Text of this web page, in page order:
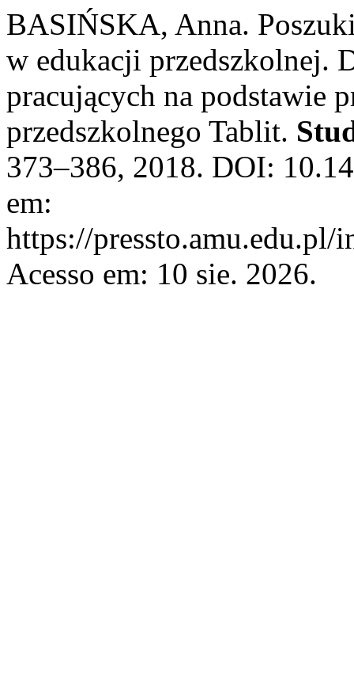
BASIŃSKA, Anna.
w edukacji przedszkolnej.
pracujących na podstawie
przedszkolnego Tablit.
373–386, 2018. DOI:
em:
https://
Acesso em: 10 sie. 2026.